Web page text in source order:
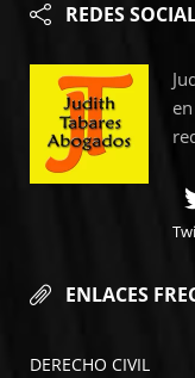
REDES
ENLACES
DERECHO CIVIL